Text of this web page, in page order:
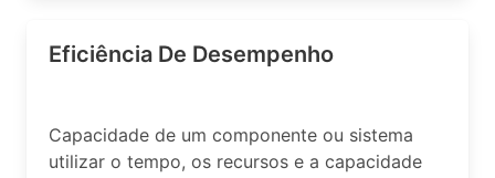
Eficiência De Desempenho
Capacidade de um componente ou sistema
utilizar o tempo, os recursos e a capacidade